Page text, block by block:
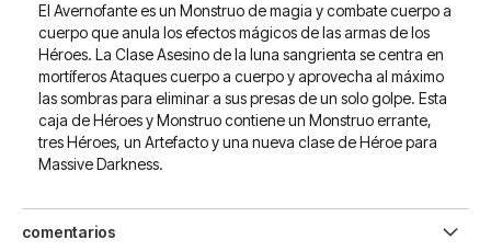
El Avernofante es un Monstruo de magia y combate cuerpo a
cuerpo que anula los efectos mágicos de las armas de los
Héroes. La Clase Asesino de la luna sangrienta se centra en
mortíferos Ataques cuerpo a cuerpo y aprovecha al máximo
las sombras para eliminar a sus presas de un solo golpe. Esta
caja de Héroes y Monstruo contiene un Monstruo errante,
tres Héroes, un Artefacto y una nueva clase de Héroe para
Massive Darkness.
comentarios